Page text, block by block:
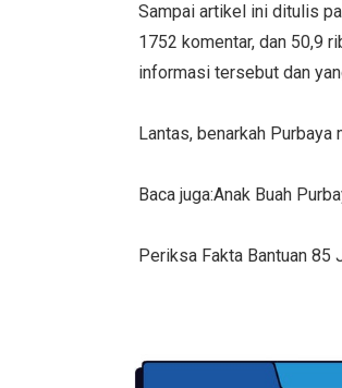
Sampai artikel ini ditulis
1752 komentar, dan 50,9
informasi tersebut dan
Lantas, benarkah
Baca juga:Anak Buah
Periksa Fakta Bantuan